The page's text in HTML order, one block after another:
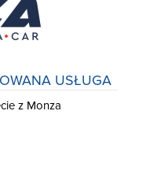
USŁUGA
z Monza